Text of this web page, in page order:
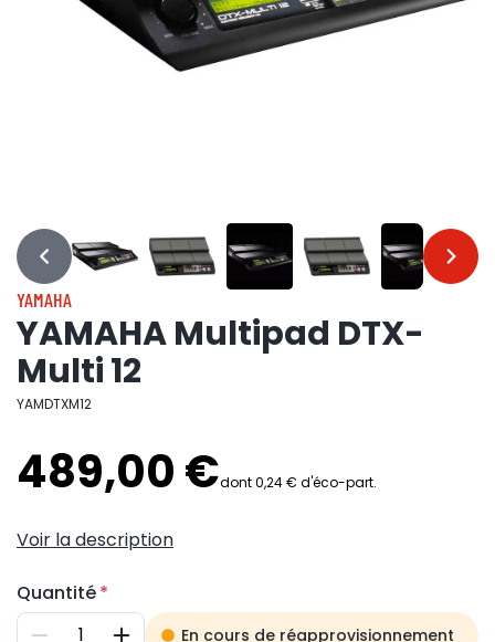
… …
YAMAHA
YAMAHA Multipad DTX-
Multi 12
YAMDTXM12
489,00 €dont 0,24 € d'éco-part.
Voir la description
Quantité
En cours de réapprovisionnement